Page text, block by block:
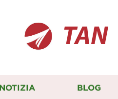
TAN
NOTIZIA BLOG